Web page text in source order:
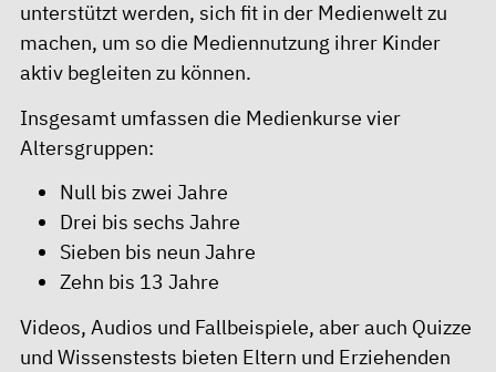
unterstützt werden, sich fit in der Medienwelt zu
machen, um so die Mediennutzung ihrer Kinder
aktiv begleiten zu können.
Insgesamt umfassen die Medienkurse vier
Altersgruppen:
Null bis zwei Jahre
Drei bis sechs Jahre
Sieben bis neun Jahre
Zehn bis 13 Jahre
Videos, Audios und Fallbeispiele, aber auch Quizze
und Wissenstests bieten Eltern und Erziehenden